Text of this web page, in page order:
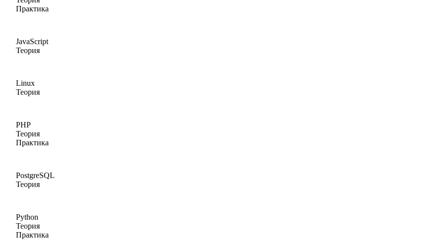
Практика
JavaScript
Теория
Linux
Теория
PHP
Теория
Практика
PostgreSQL
Теория
Python
Теория
Практика